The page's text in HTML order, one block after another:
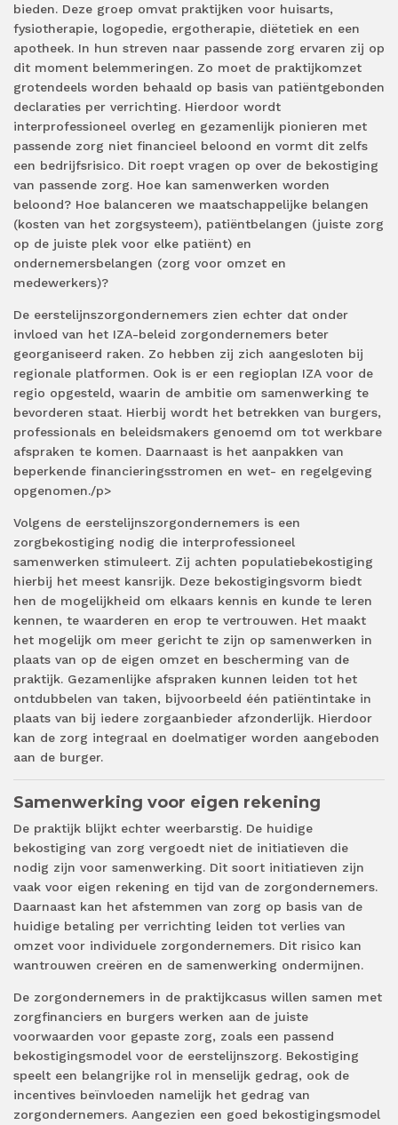
bieden. Deze groep omvat praktijken voor huisarts,
fysiotherapie, logopedie, ergotherapie, diëtetiek en een
apotheek. In hun streven naar passende zorg ervaren zij op
dit moment belemmeringen. Zo moet de praktijkomzet
grotendeels worden behaald op basis van patiëntgebonden
declaraties per verrichting. Hierdoor wordt
interprofessioneel overleg en gezamenlijk pionieren met
passende zorg niet financieel beloond en vormt dit zelfs
een bedrijfsrisico. Dit roept vragen op over de bekostiging
van passende zorg. Hoe kan samenwerken worden
beloond? Hoe balanceren we maatschappelijke belangen
(kosten van het zorgsysteem), patiëntbelangen (juiste zorg
op de juiste plek voor elke patiënt) en
ondernemersbelangen (zorg voor omzet en
medewerkers)?
De eerstelijnszorgondernemers zien echter dat onder
invloed van het IZA-beleid zorgondernemers beter
georganiseerd raken. Zo hebben zij zich aangesloten bij
regionale platformen. Ook is er een regioplan IZA voor de
regio opgesteld, waarin de ambitie om samenwerking te
bevorderen staat. Hierbij wordt het betrekken van burgers,
professionals en beleidsmakers genoemd om tot werkbare
afspraken te komen. Daarnaast is het aanpakken van
beperkende financieringsstromen en wet- en regelgeving
opgenomen./p>
Volgens de eerstelijnszorgondernemers is een
zorgbekostiging nodig die interprofessioneel
samenwerken stimuleert. Zij achten populatiebekostiging
hierbij het meest kansrijk. Deze bekostigingsvorm biedt
hen de mogelijkheid om elkaars kennis en kunde te leren
kennen, te waarderen en erop te vertrouwen. Het maakt
het mogelijk om meer gericht te zijn op samenwerken in
plaats van op de eigen omzet en bescherming van de
praktijk. Gezamenlijke afspraken kunnen leiden tot het
ontdubbelen van taken, bijvoorbeeld één patiëntintake in
plaats van bij iedere zorgaanbieder afzonderlijk. Hierdoor
kan de zorg integraal en doelmatiger worden aangeboden
aan de burger.
Samenwerking voor eigen rekening
De praktijk blijkt echter weerbarstig. De huidige
bekostiging van zorg vergoedt niet de initiatieven die
nodig zijn voor samenwerking. Dit soort initiatieven zijn
vaak voor eigen rekening en tijd van de zorgondernemers.
Daarnaast kan het afstemmen van zorg op basis van de
huidige betaling per verrichting leiden tot verlies van
omzet voor individuele zorgondernemers. Dit risico kan
wantrouwen creëren en de samenwerking ondermijnen.
De zorgondernemers in de praktijkcasus willen samen met
zorgfinanciers en burgers werken aan de juiste
voorwaarden voor gepaste zorg, zoals een passend
bekostigingsmodel voor de eerstelijnszorg. Bekostiging
speelt een belangrijke rol in menselijk gedrag, ook de
incentives beïnvloeden namelijk het gedrag van
zorgondernemers. Aangezien een goed bekostigingsmodel